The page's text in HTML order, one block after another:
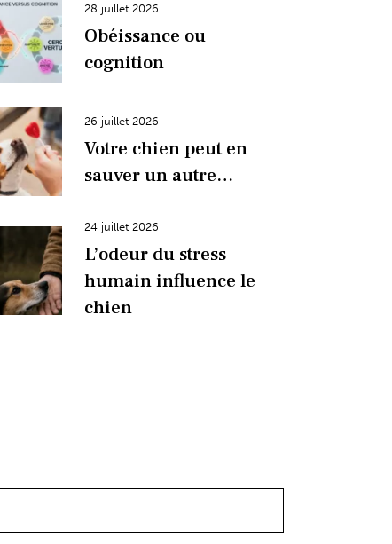
28 juillet 2026
Obéissance ou
cognition
26 juillet 2026
Votre chien peut en
sauver un autre…
24 juillet 2026
L’odeur du stress
humain influence le
chien